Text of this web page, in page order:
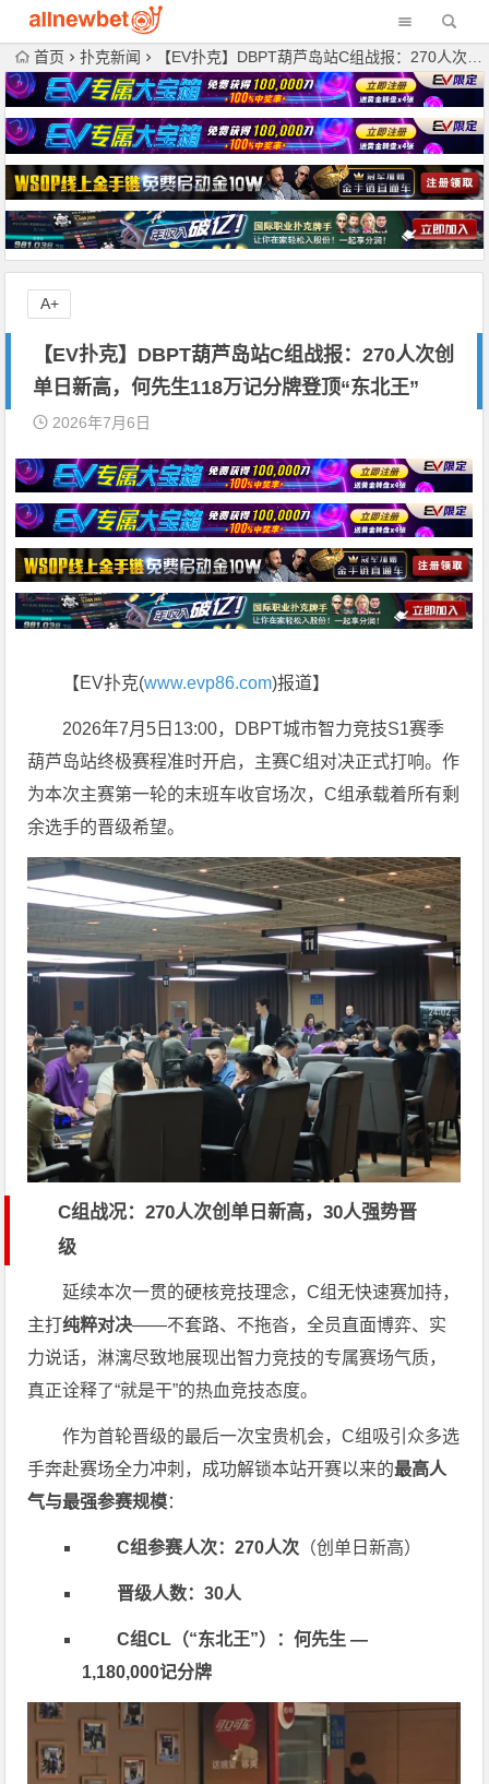
首页 扑克新闻 【EV扑克】DBPT葫芦岛站C组战报：270人次创单日新高，何先生118万记分牌登顶“东北王”
【EV扑克】DBPT葫芦岛站C组战报：270人次创
单日新高，何先生118万记分牌登顶“东北王”
2026年7月6日
【EV扑克(www.evp86.com)报道】
2026年7月5日13:00，DBPT城市智力竞技S1赛季
葫芦岛站终极赛程准时开启，主赛C组对决正式打响。作
为本次主赛第一轮的末班车收官场次，C组承载着所有剩
余选手的晋级希望。
C组战况：270人次创单日新高，30人强势晋
级
延续本次一贯的硬核竞技理念，C组无快速赛加持，
主打纯粹对决——不套路、不拖沓，全员直面博弈、实
力说话，淋漓尽致地展现出智力竞技的专属赛场气质，
真正诠释了“就是干”的热血竞技态度。
作为首轮晋级的最后一次宝贵机会，C组吸引众多选
手奔赴赛场全力冲刺，成功解锁本站开赛以来的最高人
气与最强参赛规模：
C组参赛人次：270人次 （创单日新高）
晋级人数：30人
C组CL（“东北王”）：何先生 —
1,180,000记分牌
A+